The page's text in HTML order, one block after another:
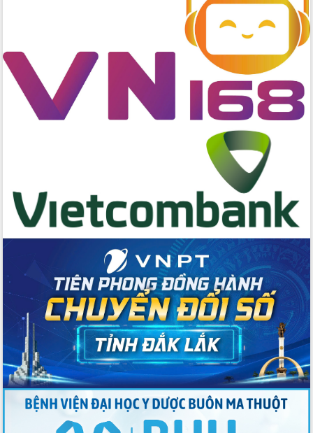
gia
Xã Ea H'leo giữ vững và nâng cao chất
lượng các tiêu chí nông thôn mới
Công bố quyết định của Ban Thường
vụ Tỉnh ủy về công tác cán bộ
Sở Công Thương đột phá số hóa 100%
thủ tục trực tuyến lấy sự hài lòng của
doanh nghiệp làm thước đo phục vụ
Đảm bảo công tác bầu cử triển khai
đúng tiến độ, quy trình theo luật định
Ban Tuyên giáo và Dân vận Trung ương
tập huấn công tác khoa giáo năm 2025
Đắk Lắk hưởng ứng Ngày Pháp luật
Việt Nam 2025 và biểu dương 25 tập
thể, cá nhân tiêu biểu
Hội nghị lần thứ nhất Ban Chỉ đạo
công tác bầu cử tỉnh Đắk Lắk
Hội nghị UBND tỉnh thường kỳ tháng
10 năm 2025
Kỳ họp chuyên đề lần thứ Ba, HĐND